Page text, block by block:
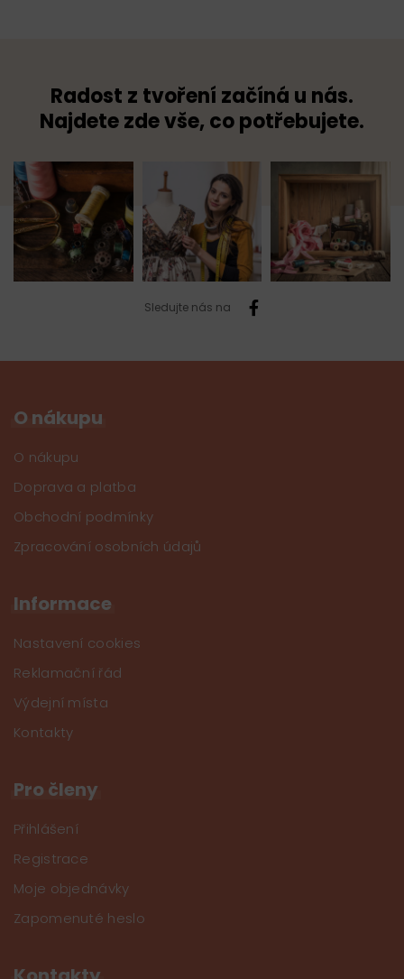
Radost z tvoření začíná u nás.
Najdete zde vše, co potřebujete.
Sledujte nás na
O nákupu
O nákupu
Doprava a platba
Obchodní podmínky
Zpracování osobních údajů
Informace
Nastavení cookies
Reklamační řád
Výdejní místa
Kontakty
Pro členy
Přihlášení
Registrace
Moje objednávky
Zapomenuté heslo